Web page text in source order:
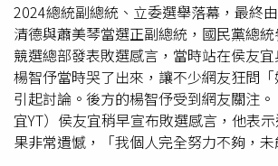
2024總統副總統、立委選舉落幕，最終
清德與蕭美琴當選正副總統，國民黨總
競選總部發表敗選感言，當時站在侯友
楊智伃當時哭了出來，讓不少網友狂問
引起討論。後方的楊智伃受到網友關注
宜YT）侯友宜稍早宣布敗選感言，他表
果非常遺憾，「我個人完全努力不夠，